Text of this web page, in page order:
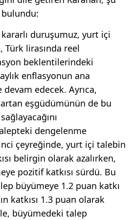
duruşumuz, yurt içi
lirasında reel
beklentilerindeki
enflasyonun ana
edecek. Ayrıca,
eşgüdümünün de bu
dengelenme
çeyreğinde, yurt içi talebin
belirgin olarak azalırken,
pozitif katkısı sürdü. Bu
büyümeye 1.2 puan katkı
katkısı 1.3 puan olarak
büyümedeki talep